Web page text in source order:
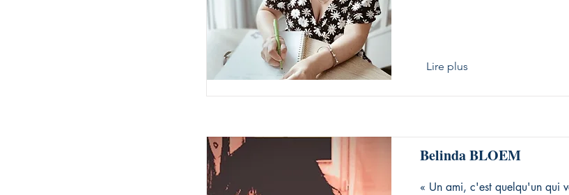
Lire plus
Belinda BLOEM
« Un ami, c'est quelqu'un qui